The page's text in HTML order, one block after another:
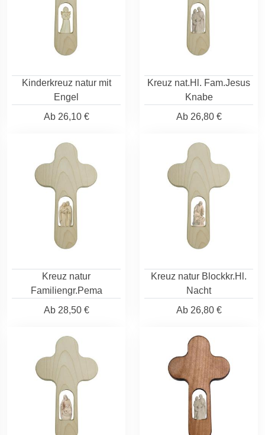
Kinderkreuz natur mit
Engel
Ab26,10 €
Kreuz nat.Hl. Fam.Jesus
Knabe
Ab26,80 €
Kreuz natur
Familiengr.Pema
Ab28,50 €
Kreuz natur Blockkr.Hl.
Nacht
Ab26,80 €